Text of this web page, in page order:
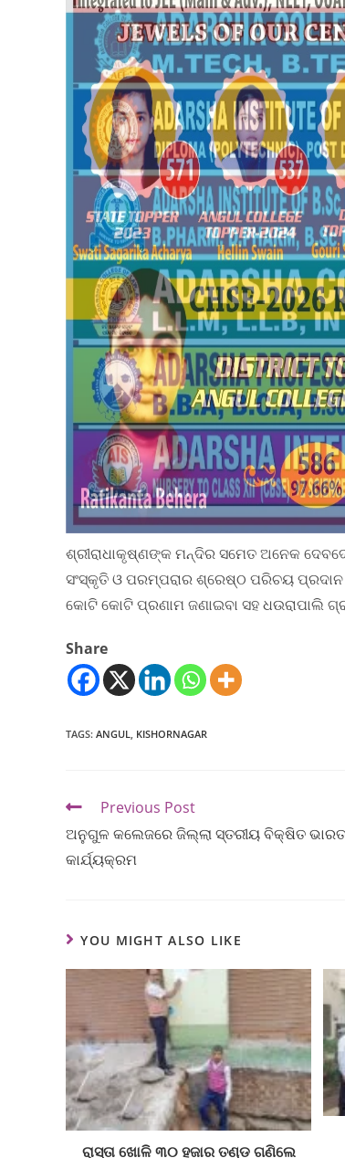
ଶ୍ରୀରାଧାକୃଷ୍ଣଙ୍କ ମନ୍ଦିର ସମେତ ଅନେକ
ସଂସ୍କୃତି ଓ ପରମ୍ପରାର ଶ୍ରେଷ୍ଠ ପରିଚୟ
କୋଟି କୋଟି ପ୍ରଣାମ ଜଣାଇବା ସହ ଧଉରାପାଲି
Share
TAGS: ANGUL, KISHORNAGAR
Previous Post
ଅନୁଗୁଳ କଲେଜରେ ଜିଲ୍ଲା ସ୍ତରୀୟ ବିକ୍ଷିତ
କାର୍ଯ୍ୟକ୍ରମ
YOU MIGHT ALSO LIKE
ରାସ୍ତା ଖୋଳି ୩୦ ହଜାର ତଣ୍ଡ ଗଣିଲେ